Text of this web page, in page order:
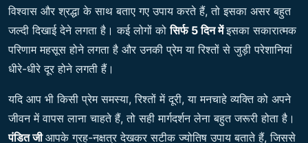
विश्वास और श्रद्धा के साथ बताए गए उपाय करते हैं, तो इसका असर बहुत
जल्दी दिखाई देने लगता है। कई लोगों कोसिर्फ 5 दिन मेंइसका सकारात्मक
परिणाम महसूस होने लगता है और उनकी प्रेम या रिश्तों से जुड़ी परेशानियां
धीरे-धीरे दूर होने लगती हैं।
यदि आप भी किसी प्रेम समस्या, रिश्तों में दूरी, या मनचाहे व्यक्ति को अपने
जीवन में वापस लाना चाहते हैं, तो सही मार्गदर्शन लेना बहुत जरूरी होता है।
पंडित जीआपके ग्रह-नक्षत्र देखकर सटीक ज्योतिष उपाय बताते हैं, जिससे